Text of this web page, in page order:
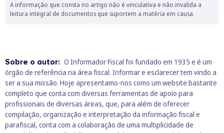
A informação que consta no artigo não é vinculativa e não invalida a
leitura integral de documentos que suportem a matéria em causa.
Sobre o autor: O Informador Fiscal foi fundado em 1935 e é um
órgão de referência na área fiscal. Informar e esclarecer tem vindo a
ser a sua missão. Hoje apresentamo-nos como um website bastante
completo que conta com diversas ferramentas de apoio para
profissionais de diversas áreas, que, para além de oferecer
compilação, organização e interpretação da informação fiscal e
parafiscal, conta com a colaboração de uma multiplicidade de